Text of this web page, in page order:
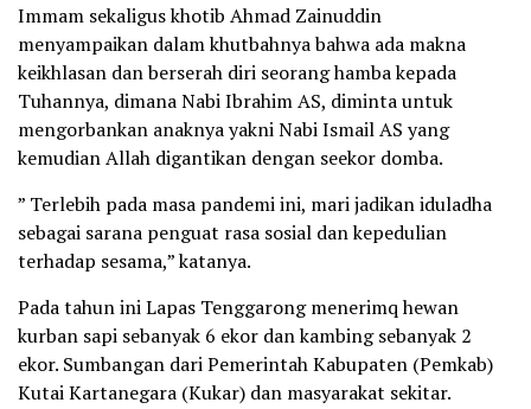
Immam sekaligus khotib Ahmad Zainuddin
menyampaikan dalam khutbahnya bahwa ada makna
keikhlasan dan berserah diri seorang hamba kepada
Tuhannya, dimana Nabi Ibrahim AS, diminta untuk
mengorbankan anaknya yakni Nabi Ismail AS yang
kemudian Allah digantikan dengan seekor domba.
” Terlebih pada masa pandemi ini, mari jadikan iduladha
sebagai sarana penguat rasa sosial dan kepedulian
terhadap sesama,” katanya.
Pada tahun ini Lapas Tenggarong menerimq hewan
kurban sapi sebanyak 6 ekor dan kambing sebanyak 2
ekor. Sumbangan dari Pemerintah Kabupaten (Pemkab)
Kutai Kartanegara (Kukar) dan masyarakat sekitar.